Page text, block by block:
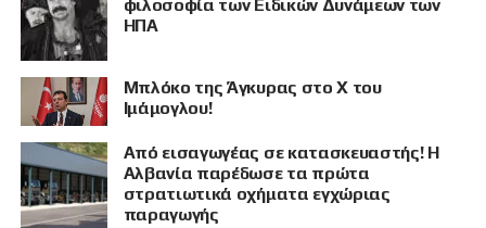
φιλοσοφία των Ειδικών Δυνάμεων των
ΗΠΑ
Μπλόκο της Άγκυρας στο X του
Ιμάμογλου!
Από εισαγωγέας σε κατασκευαστής! Η
Αλβανία παρέδωσε τα πρώτα
στρατιωτικά οχήματα εγχώριας
παραγωγής